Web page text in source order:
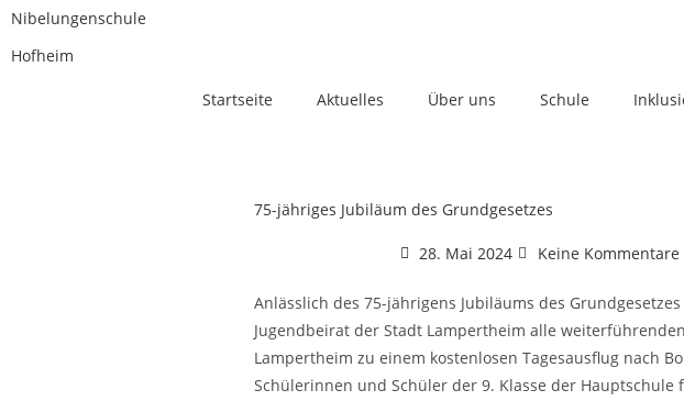
Nibelungenschule
Hofheim
Startseite Aktuelles Über uns Schule
75-jähriges Jubiläum des Grundgesetzes
28. Mai 2024 Keine Kommentare
Anlässlich des 75-jährigens Jubiläums des
Jugendbeirat der Stadt Lampertheim alle
Lampertheim zu einem kostenlosen Tagesausflug nach
Schülerinnen und Schüler der 9. Klasse der Hauptschule